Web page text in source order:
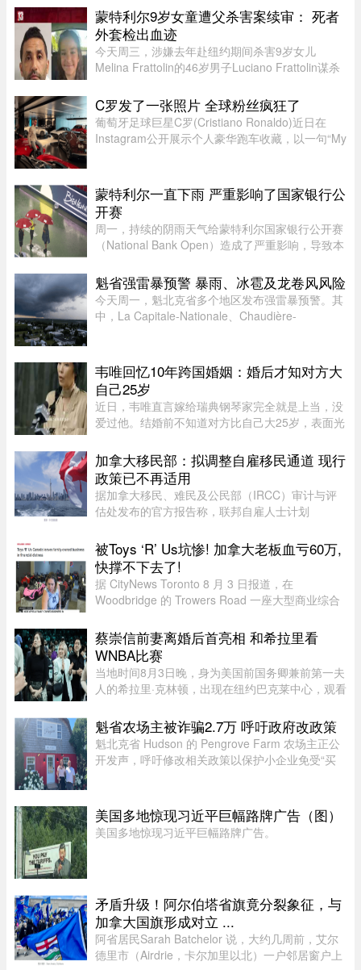
蒙特利尔9岁女童遭父杀害案续审： 死者
外套检出血迹
今天周三，涉嫌去年赴纽约期间杀害9岁女儿
Melina Frattolin的46岁男子Luciano Frattolin谋杀
Luciano Frattolin被控二级谋杀及藏匿尸体，两项
罪名均不认罪，自2025年7月被捕以 ...
C罗发了一张照片 全球粉丝疯狂了
葡萄牙足球巨星C罗(Cristiano Ronaldo)近日在
Instagram公开展示个人豪华跑车收藏，以一句“My
Royce、McLaren、Bugatti等 ...
蒙特利尔一直下雨 严重影响了国家银行公
开赛
周一，持续的阴雨天气给蒙特利尔国家银行公开赛
（National Bank Open）造成了严重影响，导致本
间上午 11 点比赛预定开始前，一场倾盆大雨让赛
事组委会不得不将开赛时间 ...
魁省强雷暴预警 暴雨、冰雹及龙卷风风险
今天周一，魁北克省多个地区发布强雷暴预警。其
中，La Capitale-Nationale、Chaudière-
醒：“今天下午至今晚，天气条件有 ...
韦唯回忆10年跨国婚姻：婚后才知对方大
自己25岁
近日，韦唯直言嫁给瑞典钢琴家完全就是上当，没
爱过他。结婚前不知道对方比自己大25岁，表面光
世，自己独自抚养三个儿子。韦唯，原名张菊霞，
壮族，1963年9月28日出生于 ...
加拿大移民部：拟调整自雇移民通道 现行
政策已不再适用
据加拿大移民、难民及公民部（IRCC）审计与评
估处发布的官方报告称，联邦自雇人士计划
处理周期的困扰，主要原因是该计划“项目目标不
明确，资格标准过于宽泛”。SEPP 是 ...
被Toys ‘R’ Us坑惨! 加拿大老板血亏60万,
快撑不下去了!
据 CityNews Toronto 8 月 3 日报道，在
Woodbridge 的 Trowers Road 一座大型商业综合
品售价低至 200 元。“我们拥有最大规模的高端儿
童电动车和玩具车选择之一。”这 ...
蔡崇信前妻离婚后首亮相 和希拉里看
WNBA比赛
当地时间8月3日晚，身为美国前国务卿兼前第一夫
人的希拉里·克林顿，出现在纽约巴克莱中心，观看
队。主场作战的纽约自由队最终以 95-83 获胜，位
列总积分榜第七位，而风暴 ...
魁省农场主被诈骗2.7万 呼吁政府改政策
魁北克省 Hudson 的 Pengrove Farm 农场主正公
开发声，呼吁修改相关政策以保护小企业免受“买
Cosgrove 和 Matt Penney 夫 ...
美国多地惊现习近平巨幅路牌广告（图）
美国多地惊现习近平巨幅路牌广告。
矛盾升级！阿尔伯塔省旗竟分裂象征，与
加拿大国旗形成对立 ...
阿省居民Sarah Batchelor 说，大约几周前，艾尔
德里市（Airdrie，卡尔加里以北）一户邻居窗户上